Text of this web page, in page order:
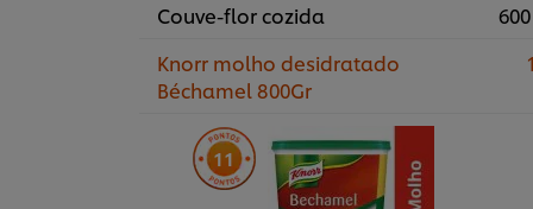
Couve-flor cozida
Knorr molho desidratado
Béchamel 800Gr
11